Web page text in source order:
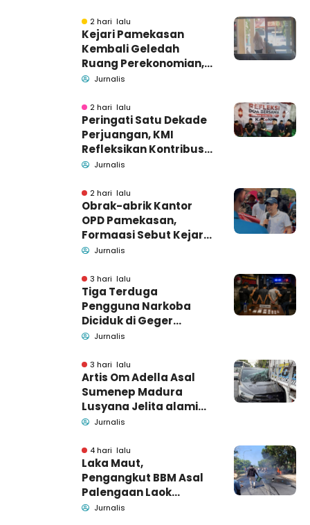
2 hari lalu
Kejari Pamekasan
Kembali Geledah
Ruang Perekonomian,
Pidsus: Tunggu Saja!
Jurnalis
2 hari lalu
Peringati Satu Dekade
Perjuangan, KMI
Refleksikan Kontribusi
untuk Masyarakat
Jurnalis
2 hari lalu
Obrak-abrik Kantor
OPD Pamekasan,
Formaasi Sebut Kejari
Pamekasan
Jurnalis
3 hari lalu
Tiga Terduga
Pengguna Narkoba
Diciduk di Geger
Bangkalan, Polisi Masih
Barang Bukti
Jurnalis
3 hari lalu
Artis Om Adella Asal
Sumenep Madura
Lusyana Jelita alami
kecelakaan di Wonogiri
Jurnalis
4 hari lalu
Laka Maut,
Pengangkut BBM Asal
Palengaan Laok
Pamekasan Meninggal
Jurnalis